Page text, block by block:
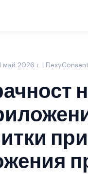
май 2026 г. | FlexyConsent